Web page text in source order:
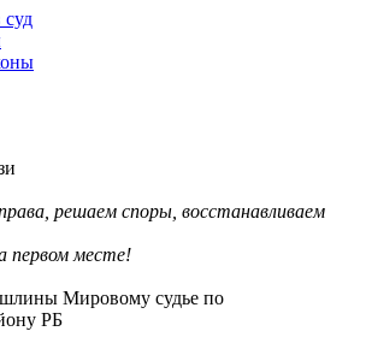
решаем споры, восстанавливаем
первом месте!